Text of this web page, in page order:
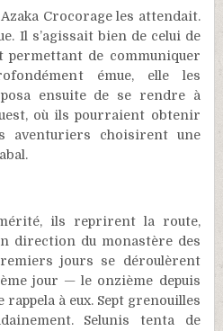
Crocorage les attendait.
Il s’agissait bien de celui de
de communiquer
émue, elle les
ensuite de se rendre à
où ils pourraient obtenir
aventuriers choisirent une
ils reprirent la route,
direction du monastère des
jours se déroulèrent
jour — le onzième depuis
à eux. Sept grenouilles
Selunis tenta de